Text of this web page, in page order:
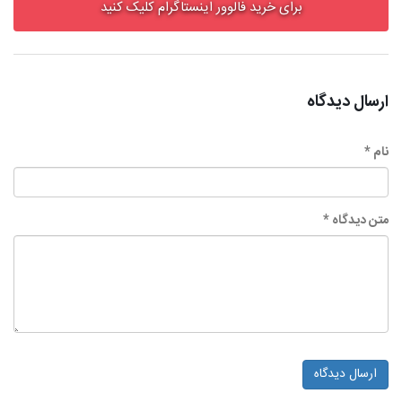
برای خرید فالوور اینستاگرام کلیک کنید
ارسال دیدگاه
نام *
متن دیدگاه *
ارسال دیدگاه